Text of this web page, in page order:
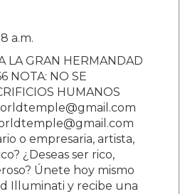
a.m.
LA GRAN HERMANDAD
NOTA: NO SE
HUMANOS
o empresaria, artista,
¿Deseas ser rico,
Únete hoy mismo
Illuminati y recibe una